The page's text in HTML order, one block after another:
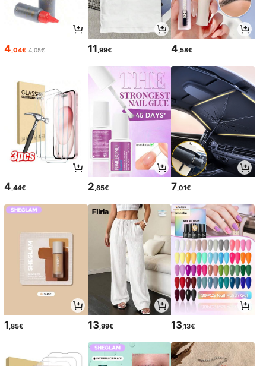
4,04€ 4,05€ 11,99€ 4,58€
4,44€ 2,85€ 7,01€
1 ,85€ 13,99€ 13,13€